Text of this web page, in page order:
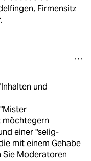
Firmensitz
und
möchtegern
einer "selig-
mit einem Gehabe
Sie Moderatoren